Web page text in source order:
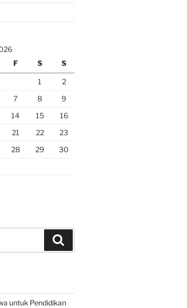
F S S
1
2
7 8
9
14 15
16
21 22
23
28 29
30
untuk Pendidikan